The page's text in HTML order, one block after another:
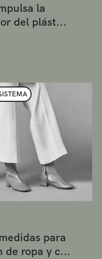
la
del plást...
para
de ropa y c...